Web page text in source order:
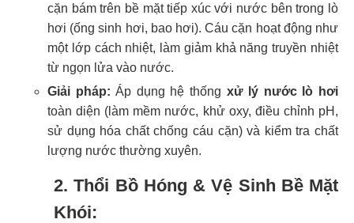
cặn bám trên bề mặt tiếp xúc với nước bên trong lò
hơi (ống sinh hơi, bao hơi). Cáu cặn hoạt động như
một lớp cách nhiệt, làm giảm khả năng truyền nhiệt
từ ngọn lửa vào nước.
Giải pháp: Áp dụng hệ thống xử lý nước lò hơi
toàn diện (làm mềm nước, khử oxy, điều chỉnh pH,
sử dụng hóa chất chống cáu cặn) và kiểm tra chất
lượng nước thường xuyên.
2. Thổi Bồ Hóng & Vệ Sinh Bề Mặt
Khói: